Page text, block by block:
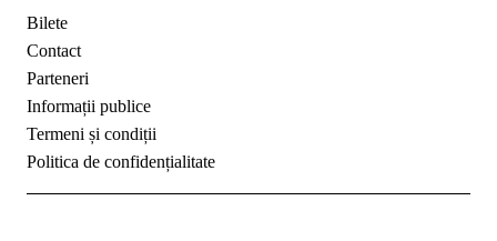
Bilete
Contact
Parteneri
Informații publice
Termeni și condiții
Politica de confidențialitate